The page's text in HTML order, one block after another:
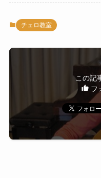
チェロ教室
この記
フ